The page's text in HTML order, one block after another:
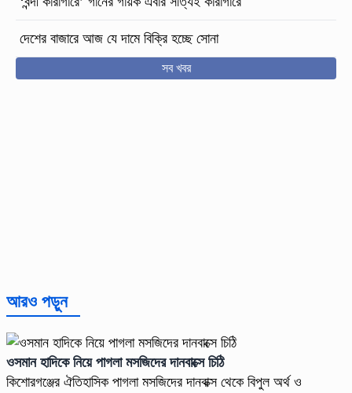
দেশের বাজারে আজ যে দামে বিক্রি হচ্ছে সোনা
সব খবর
আরও পড়ুন
ওসমান হাদিকে নিয়ে পাগলা মসজিদের দানবাক্সে চিঠি
কিশোরগঞ্জের ঐতিহাসিক পাগলা মসজিদের দানবাক্স থেকে বিপুল অর্থ ও